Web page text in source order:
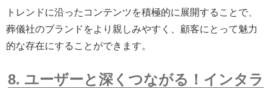
トレンドに沿ったコンテンツを積極的に展開することで、
葬儀社のブランドをより親しみやすく、顧客にとって魅力
的な存在にすることができます。
8. ユーザーと深くつながる！インタラ